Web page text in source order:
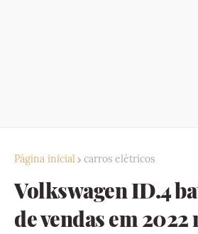
Página inicial carros elétricos
Volkswagen ID.4
de vendas em 2022